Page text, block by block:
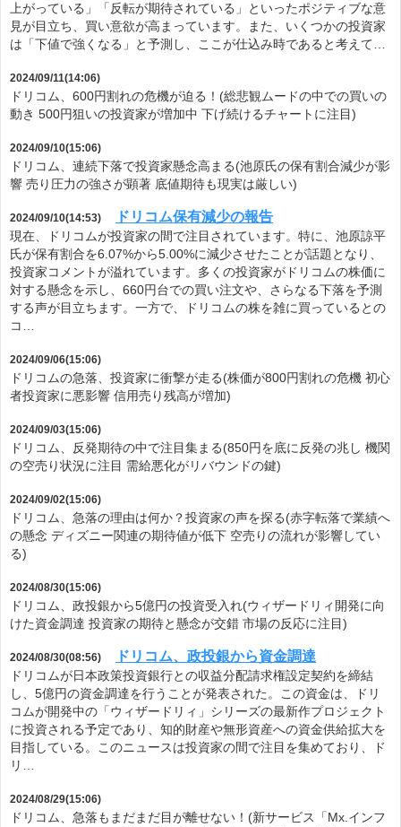
上がっている」「反転が期待されている」といったポジティブな意
見が目立ち、買い意欲が高まっています。また、いくつかの投資家
は「下値で強くなる」と予測し、ここが仕込み時であると考えて…
2024/09/11(14:06)
ドリコム、600円割れの危機が迫る！(総悲観ムードの中での買いの
動き 500円狙いの投資家が増加中 下げ続けるチャートに注目)
2024/09/10(15:06)
ドリコム、連続下落で投資家懸念高まる(池原氏の保有割合減少が影
響 売り圧力の強さが顕著 底値期待も現実は厳しい)
2024/09/10(14:53) ドリコム保有減少の報告
現在、ドリコムが投資家の間で注目されています。特に、池原諒平
氏が保有割合を6.07%から5.00%に減少させたことが話題となり、
投資家コメントが溢れています。多くの投資家がドリコムの株価に
対する懸念を示し、660円台での買い注文や、さらなる下落を予測
する声が目立ちます。一方で、ドリコムの株を雑に買っているとの
コ…
2024/09/06(15:06)
ドリコムの急落、投資家に衝撃が走る(株価が800円割れの危機 初心
者投資家に悪影響 信用売り残高が増加)
2024/09/03(15:06)
ドリコム、反発期待の中で注目集まる(850円を底に反発の兆し 機関
の空売り状況に注目 需給悪化がリバウンドの鍵)
2024/09/02(15:06)
ドリコム、急落の理由は何か？投資家の声を探る(赤字転落で業績へ
の懸念 ディズニー関連の期待値が低下 空売りの流れが影響してい
る)
2024/08/30(15:06)
ドリコム、政投銀から5億円の投資受入れ(ウィザードリィ開発に向
けた資金調達 投資家の期待と懸念が交錯 市場の反応に注目)
2024/08/30(08:56) ドリコム、政投銀から資金調達
ドリコムが日本政策投資銀行との収益分配請求権設定契約を締結
し、5億円の資金調達を行うことが発表された。この資金は、ドリ
コムが開発中の「ウィザードリィ」シリーズの最新作プロジェクト
に投資される予定であり、知的財産や無形資産への資金供給拡大を
目指している。このニュースは投資家の間で注目を集めており、ド
リ…
2024/08/29(15:06)
ドリコム、急落もまだまだ目が離せない！(新サービス「Mx.インフ